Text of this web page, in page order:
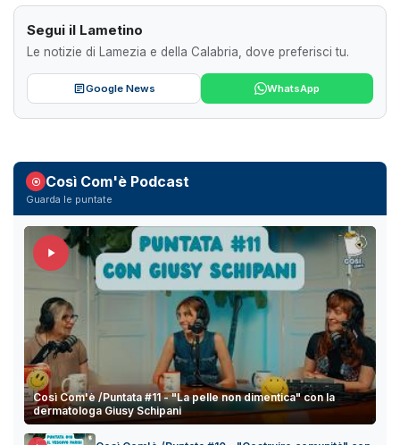
Segui il Lametino
Le notizie di Lamezia e della Calabria, dove preferisci tu.
Google News WhatsApp
Così Com'è Podcast
Guarda le puntate
Così Com'è /Puntata #11 - "La pelle non dimentica" con la
dermatologa Giusy Schipani